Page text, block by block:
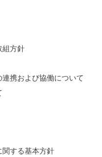
組方針
携および協働について
する基本方針